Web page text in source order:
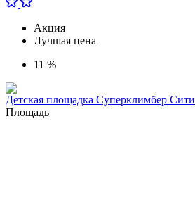
Акция
Лучшая цена
11 %
Детская площадка Суперклимбер Сити
Площадь